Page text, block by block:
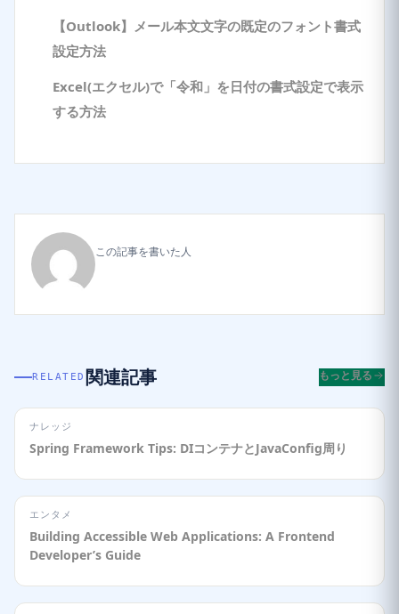
【Outlook】メール本文文字の既定のフォント書式
設定方法
Excel(エクセル)で「令和」を日付の書式設定で表示
する方法
この記事を書いた人
RELATED 関連記事 もっと見る
ナレッジ
Spring Framework Tips: DIコンテナとJavaConfig周り
エンタメ
Building Accessible Web Applications: A Frontend
Developer’s Guide